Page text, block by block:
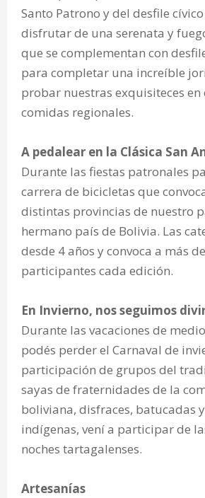
Santo Patrono y del desfile
disfrutar de una serenata y
que se complementan con
para completar una increíble
probar nuestras exquisiteces en
comidas regionales.
A pedalear en la Clásica San
Durante las fiestas patronales
carrera de bicicletas que
distintas provincias de nuestro
hermano país de Bolivia. Las
desde 4 años y convoca a más
participantes cada edición.
En Invierno, nos seguimos
Durante las vacaciones de
podés perder el Carnaval de
participación de grupos del
sayas de fraternidades de la
boliviana, disfraces, batucadas
indígenas, vení a participar de
noches tartagalenses.
Artesanías